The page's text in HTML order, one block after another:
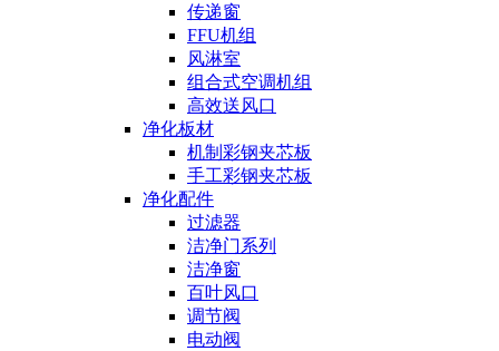
传递窗
FFU机组
风淋室
组合式空调机组
高效送风口
净化板材
机制彩钢夹芯板
手工彩钢夹芯板
净化配件
过滤器
洁净门系列
洁净窗
百叶风口
调节阀
电动阀